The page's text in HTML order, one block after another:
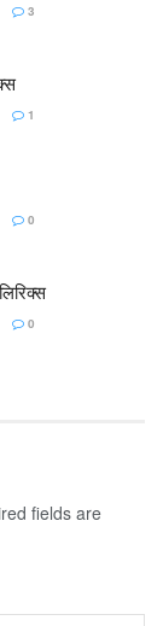
3
1
0
0
fields are